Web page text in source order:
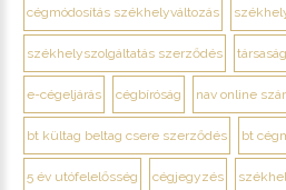
cégmódosítás székhelyváltozás
székhelyszolgáltatás szerződés
e-cégeljárás cégbíróság nav online
bt kültag beltag csere szerződés bt
5 év utófelelősség cégjegyzés